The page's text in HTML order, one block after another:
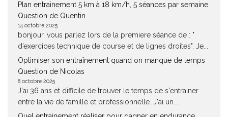
Plan entrainement 5 km à 18 km/h, 5 séances par semaine
Question de Quentin
14 octobre 2025
bonjour, vous parlez lors de la premiere séance de : "
d’exercices technique de course et de lignes droites". Je...
Optimiser son entraînement quand on manque de temps
Question de Nicolas
8 octobre 2025
J'ai 36 ans et difficile de trouver le temps de s'entrainer
entre la vie de famille et professionnelle. J'ai un...